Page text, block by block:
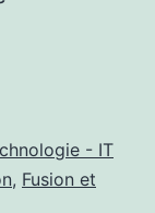
- IT
, Fusion et